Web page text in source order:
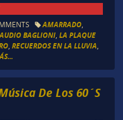
AMARRADO,
BAGLIONI, LA PLAQUE
, RECUERDOS EN LA LLUVIA
De Los 60´S